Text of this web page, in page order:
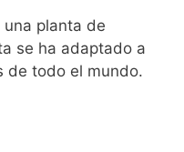
planta de
se ha adaptado a
de todo el mundo.